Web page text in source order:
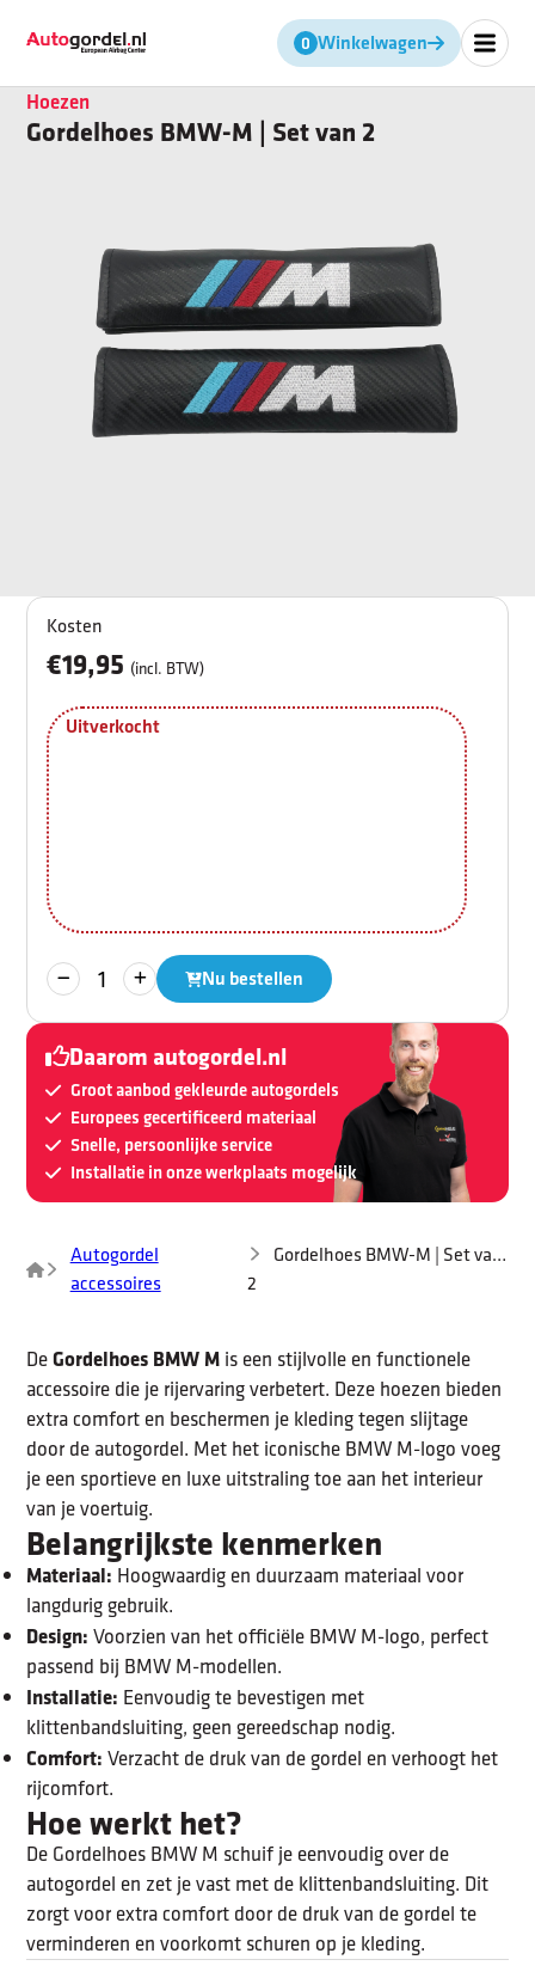
Winkelwagen
Geen producten in de
Hoezen
Gordelhoes BMW-M | Set van 2
Kosten
€19,95 (incl. BTW)
Uitverkocht
Gordelhoes
|
Set
van
2
aantal
Nu bestellen
Daarom autogordel.nl
Groot aanbod gekleurde autogordels
Europees gecertificeerd materiaal
Snelle, persoonlijke service
Installatie in onze werkplaats mogelijk
Autogordel
accessoires
Gordelhoes BMW-M | Set van
2
DeGordelhoes BMW M is een stijlvolle en functionele
accessoire die je rijervaring verbetert. Deze hoezen bieden
extra comfort en beschermen je kleding tegen slijtage
door de autogordel. Met het iconische BMW M-logo voeg
je een sportieve en luxe uitstraling toe aan het interieur
van je voertuig.
Belangrijkste kenmerken
Materiaal: Hoogwaardig en duurzaam materiaal voor
langdurig gebruik.
Design: Voorzien van het officiële BMW M-logo, perfect
passend bij BMW M-modellen.
Installatie: Eenvoudig te bevestigen met
klittenbandsluiting, geen gereedschap nodig.
Comfort: Verzacht de druk van de gordel en verhoogt het
rijcomfort.
Hoe werkt het?
De Gordelhoes BMW M schuif je eenvoudig over de
autogordel en zet je vast met de klittenbandsluiting. Dit
zorgt voor extra comfort door de druk van de gordel te
verminderen en voorkomt schuren op je kleding.